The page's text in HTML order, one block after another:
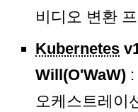
비디오 변환
Kubernetes
Will(O'WaW)
오케스트레이